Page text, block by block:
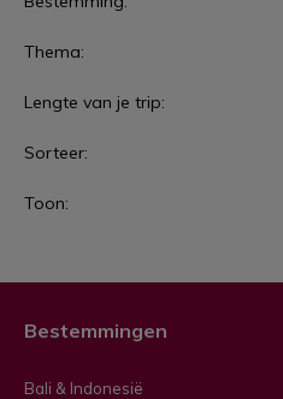
n
g
a
d
r
n
Thema:
Lengte van je trip:
Sorteer:
Toon:
Bestemmingen
Bali & Indonesië